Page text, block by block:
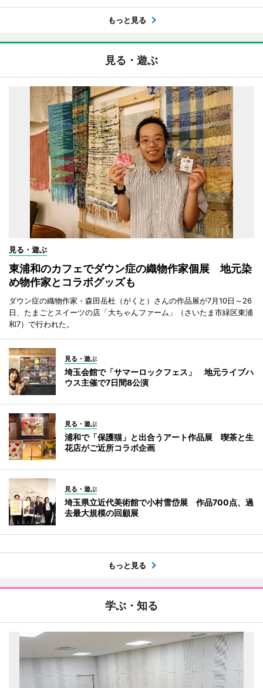
もっと見る
見る・遊ぶ
見る・遊ぶ
東浦和のカフェでダウン症の織物作家個展 地元染
め物作家とコラボグッズも
ダウン症の織物作家・森田岳杜（がくと）さんの作品展が7月10日～26
日、たまごとスイーツの店「大ちゃんファーム」（さいたま市緑区東浦
和7）で行われた。
見る・遊ぶ
埼玉会館で「サマーロックフェス」 地元ライブハ
ウス主催で7日間8公演
見る・遊ぶ
浦和で「保護猫」と出合うアート作品展 喫茶と生
花店がご近所コラボ企画
見る・遊ぶ
埼玉県立近代美術館で小村雪岱展 作品700点、過
去最大規模の回顧展
もっと見る
学ぶ・知る